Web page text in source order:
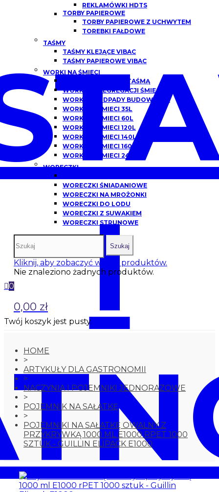
I
REKLAMÓWKI HDTS
TORBY PAPIEROWE
TORBY PAPIEROWE Z UCHWYTEM
TOREBKI FAŁDOWE
TAŚMY
TAŚMY KLEJĄCE VIBAC
TAŚMY PAPIEROWE VIBAC
WORKI NA ŚMIECI
WORKI NA ŚMIECI Z TAŚMĄ
WORKI DO SEGREGACJI ŚMIECI
WORKI NA ODPADY BUDOWLANE
WORKI NA ŚMIECI 35L
WORKI NA ŚMIECI 60L
WORKI NA ŚMIECI 120L
WORKI NA ŚMIECI 140L
WORKI NA ŚMIECI 160L
WORKI NA ŚMIECI 240L
WORECZKI
WORECZKI ŚNIADANIOWE
WORECZKI NA MROŻONKI
WORECZKI DO LODU
WORECZKI Z SUWAKIEM
WORECZKI STRUNOWE
Szukaj
Kliknij, aby zobaczyć więcej produktów.
Nie znaleziono żadnych produktów.
0
0,00 zł
Twój koszyk jest pusty.
HOME
>
ARTYKUŁY DLA GASTRONOMII
>
NACZYNIA I POJEMNIKI JEDNORAZOWE
>
POJEMNIK NA SAŁATKĘ
>
POJEMNIKI NA SAŁATKĘ OWALNY Z
PRZYKRYWKĄ 1000 ML E1000 RPET 1000
SZTUK - GUILLIN ELIPACK E1000